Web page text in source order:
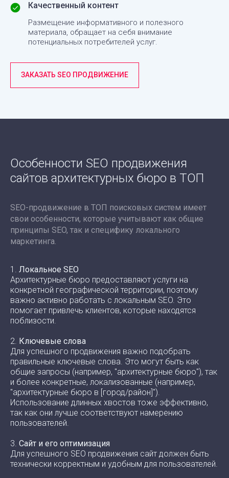
Качественный контент
Размещение информативного и полезного
материала, обращает на себя внимание
потенциальных потребителей услуг.
ЗАКАЗАТЬ SEO ПРОДВИЖЕНИЕ
Особенности SEO продвижения
сайтов архитектурных бюро в ТОП
SEO-продвижение в ТОП поисковых систем имеет
свои особенности, которые учитывают как общие
принципы SEO, так и специфику локального
маркетинга.
1. Локальное SEO
Архитектурные бюро предоставляют услуги на
конкретной географической территории, поэтому
важно активно работать с локальным SEO. Это
помогает привлечь клиентов, которые находятся
поблизости.
2. Ключевые слова
Для успешного продвижения важно подобрать
правильные ключевые слова. Это могут быть как
общие запросы (например, "архитектурные бюро"), так
и более конкретные, локализованные (например,
"архитектурные бюро в [город/район]").
Использование длинных хвостов тоже эффективно,
так как они лучше соответствуют намерению
пользователей.
3. Сайт и его оптимизация
Для успешного SEO продвижения сайт должен быть
технически корректным и удобным для пользователей.